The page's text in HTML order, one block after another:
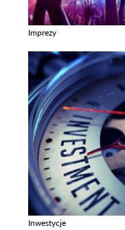
Imprezy
Inwestycje